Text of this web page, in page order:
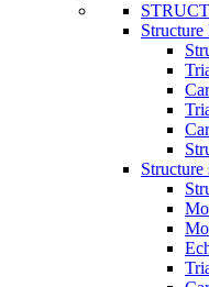
Structure
Structure